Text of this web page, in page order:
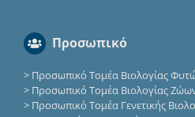
Προσωπικό
> Προσωπικό Τομέα Βιολογίας
> Προσωπικό Τομέα Βιολογίας
> Προσωπικό Τομέα Γενετικής